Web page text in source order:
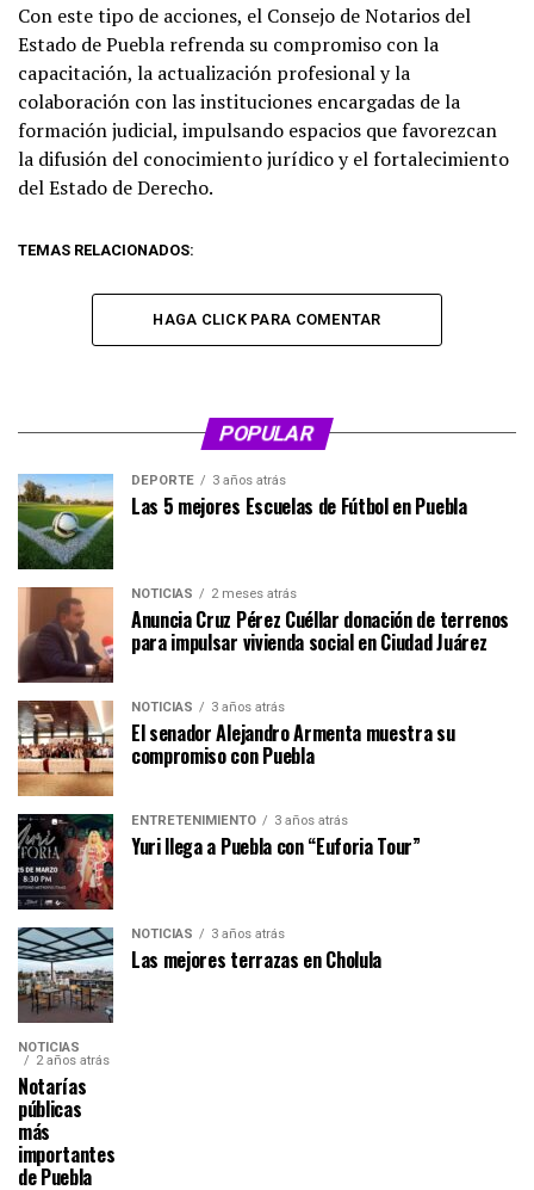
Con este tipo de acciones, el Consejo de Notarios del
Estado de Puebla refrenda su compromiso con la
capacitación, la actualización profesional y la
colaboración con las instituciones encargadas de la
formación judicial, impulsando espacios que favorezcan
la difusión del conocimiento jurídico y el fortalecimiento
del Estado de Derecho.
TEMAS RELACIONADOS:
HAGA CLICK PARA COMENTAR
POPULAR
DEPORTE 3 años atrás
Las 5 mejores Escuelas de Fútbol en Puebla
NOTICIAS 2 meses atrás
Anuncia Cruz Pérez Cuéllar donación de terrenos
para impulsar vivienda social en Ciudad Juárez
NOTICIAS 3 años atrás
El senador Alejandro Armenta muestra su
compromiso con Puebla
ENTRETENIMIENTO 3 años atrás
Yuri llega a Puebla con “Euforia Tour”
NOTICIAS 3 años atrás
Las mejores terrazas en Cholula
NOTICIAS
2 años atrás
Notarías
públicas
más
importantes
de Puebla